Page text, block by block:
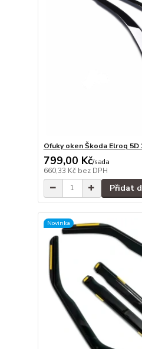
Ofuky oken Škoda Elroq 5D
799,00 Kč/sada
660,33 Kč bez DPH
Přidat
Novinka